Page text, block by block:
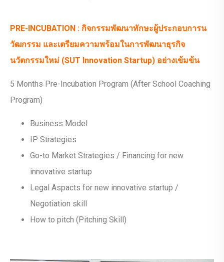
PRE-INCUBATION : กิจกรรมพัฒนาทักษะผู้ประกอบการน
วัฒกรรม และเตรียมความพร้อมในการพัฒนาธุรกิจ
นวัตกรรมใหม่ (SUT Innovation Startup) อย่างเข้มข้น
5 Months Pre-Incubation Program (After School Coaching
Program)
Business Model
IP Strategies
Go-to Market Strategies / Financing for new
innovative startup
Legal Aspacts for new innovative startup /
Negotiation skill
How to pitch (Pitching Skill)